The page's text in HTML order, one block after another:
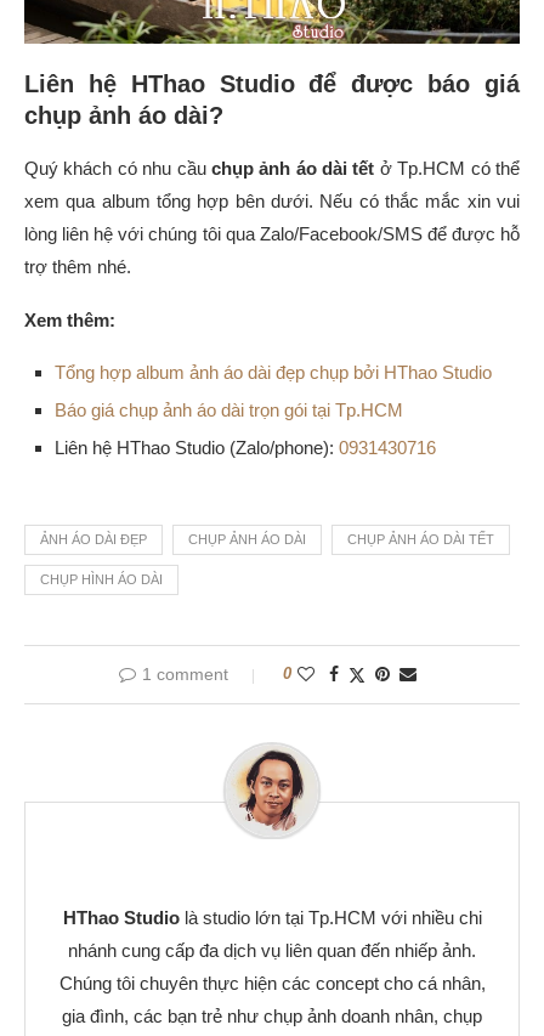
Liên hệ HThao Studio để được báo giá
chụp ảnh áo dài?
Quý khách có nhu cầu chụp ảnh áo dài tết ở Tp.HCM có thể
xem qua album tổng hợp bên dưới. Nếu có thắc mắc xin vui
lòng liên hệ với chúng tôi qua Zalo/Facebook/SMS để được hỗ
trợ thêm nhé.
Xem thêm:
Tổng hợp album ảnh áo dài đẹp chụp bởi HThao Studio
Báo giá chụp ảnh áo dài trọn gói tại Tp.HCM
Liên hệ HThao Studio (Zalo/phone): 0931430716
ẢNH ÁO DÀI ĐẸP CHỤP ẢNH ÁO DÀI CHỤP ẢNH ÁO DÀI TẾT
CHỤP HÌNH ÁO DÀI
1 comment 0
HThao Studiolà studio lớn tại Tp.HCM với nhiều chi
nhánh cung cấp đa dịch vụ liên quan đến nhiếp ảnh.
Chúng tôi chuyên thực hiện các concept cho cá nhân,
gia đình, các bạn trẻ như chụp ảnh doanh nhân, chụp